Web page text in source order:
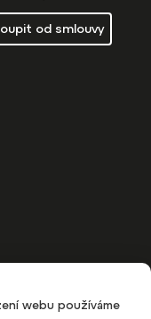
webu používáme
od smlouvy